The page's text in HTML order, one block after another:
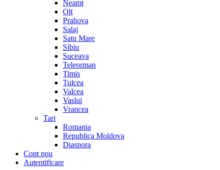
Neamt
Olt
Prahova
Salaj
Satu Mare
Sibiu
Suceava
Teleorman
Timis
Tulcea
Valcea
Vaslui
Vrancea
Tari
Romania
Republica Moldova
Diaspora
Cont nou
Autentificare